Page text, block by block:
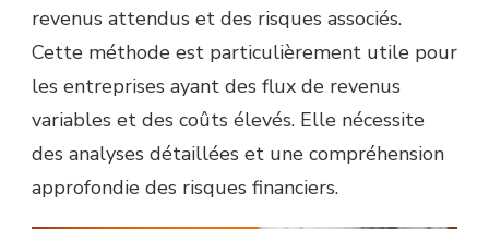
revenus attendus et des risques associés.
Cette méthode est particulièrement utile pour
les entreprises ayant des flux de revenus
variables et des coûts élevés. Elle nécessite
des analyses détaillées et une compréhension
approfondie des risques financiers.